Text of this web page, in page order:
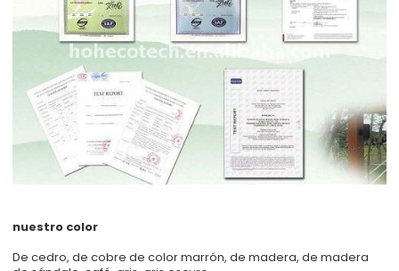
nuestro color
De cedro, de cobre de color marrón, de madera, de madera